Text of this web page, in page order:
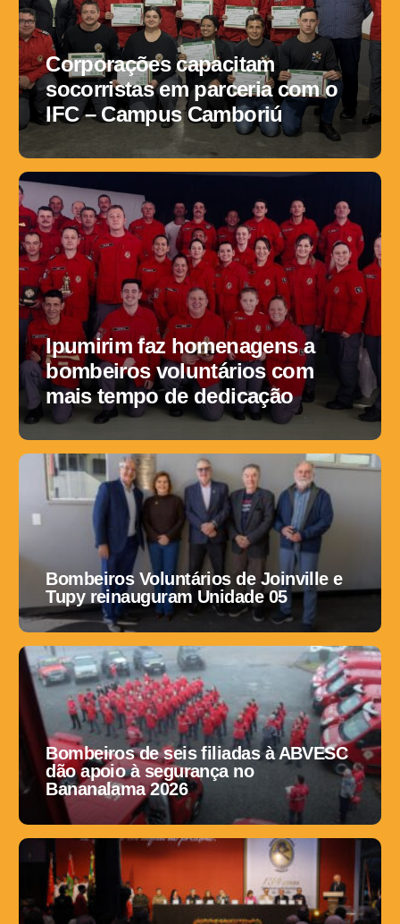
Corporações capacitam
socorristas em parceria com o
IFC – Campus Camboriú
Ipumirim faz homenagens a
bombeiros voluntários com
mais tempo de dedicação
Bombeiros Voluntários de Joinville e
Tupy reinauguram Unidade 05
Bombeiros de seis filiadas à ABVESC
dão apoio à segurança no
Bananalama 2026